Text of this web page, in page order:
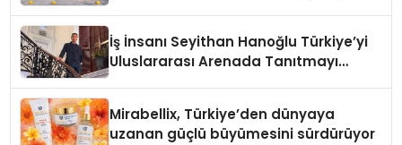
İş İnsanı Seyithan Hanoğlu Türkiye’yi
Uluslararası Arenada Tanıtmayı
Mirabellix, Türkiye’den dünyaya
uzanan güçlü büyümesini sürdürüyor